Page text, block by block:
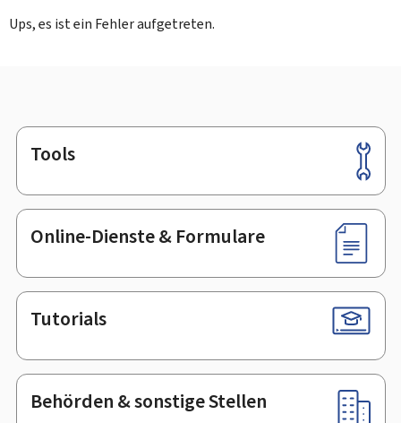
Ups, es ist ein Fehler aufgetreten.
Footer
Tools
Online-Dienste & Formulare
Tutorials
Behörden & sonstige Stellen